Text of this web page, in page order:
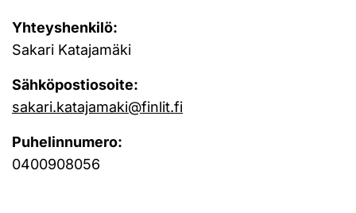
Yhteyshenkilö:
Sakari Katajamäki
Sähköpostiosoite:
sakari.katajamaki@finlit.fi
Puhelinnumero:
0400908056